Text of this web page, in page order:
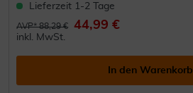
Lieferzeit 1-2 Tage
AVP* 88,29 € 44,99 €
inkl. MwSt.
In den Warenkorb